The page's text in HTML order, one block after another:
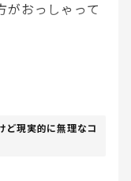
がおっしゃって
くてもうるさ
ど現実的に無理なコ